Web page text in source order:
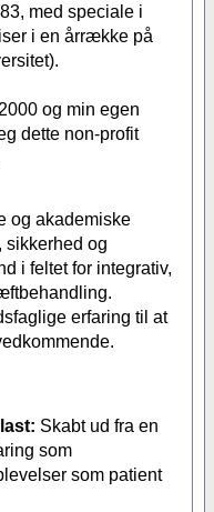
med speciale i
i en årrække på
og min egen
dette non-profit
og akademiske
sikkerhed og
i feltet for integrativ,
erfaring til at
Skabt ud fra en
som
som patient